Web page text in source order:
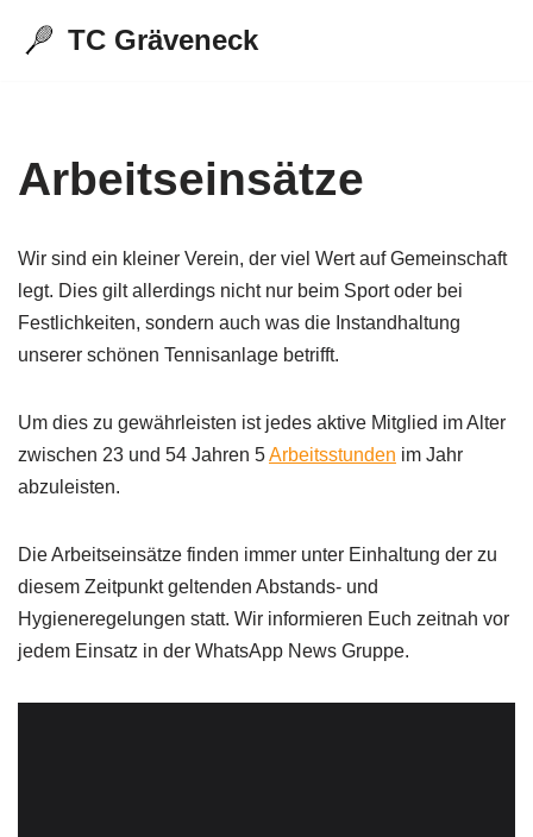
TC Gräveneck
Arbeitseinsätze
Wir sind ein kleiner Verein, der viel Wert auf Gemeinschaft
legt. Dies gilt allerdings nicht nur beim Sport oder bei
Festlichkeiten, sondern auch was die Instandhaltung
unserer schönen Tennisanlage betrifft.
Um dies zu gewährleisten ist jedes aktive Mitglied im Alter
zwischen 23 und 54 Jahren 5Arbeitsstunden im Jahr
abzuleisten.
Die Arbeitseinsätze finden immer unter Einhaltung der zu
diesem Zeitpunkt geltenden Abstands- und
Hygieneregelungen statt. Wir informieren Euch zeitnah vor
jedem Einsatz in der WhatsApp News Gruppe.